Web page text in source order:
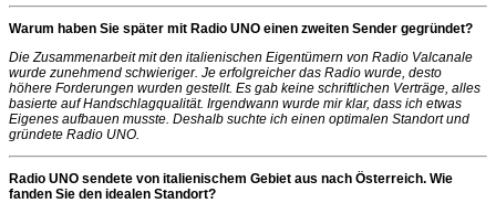
Warum haben Sie später mit Radio UNO einen zweiten Sender gegründet?
Die Zusammenarbeit mit den italienischen Eigentümern von Radio Valcanale
wurde zunehmend schwieriger. Je erfolgreicher das Radio wurde, desto
höhere Forderungen wurden gestellt. Es gab keine schriftlichen Verträge, alles
basierte auf Handschlagqualität. Irgendwann wurde mir klar, dass ich etwas
Eigenes aufbauen musste. Deshalb suchte ich einen optimalen Standort und
gründete Radio UNO.
Radio UNO sendete von italienischem Gebiet aus nach Österreich. Wie
fanden Sie den idealen Standort?